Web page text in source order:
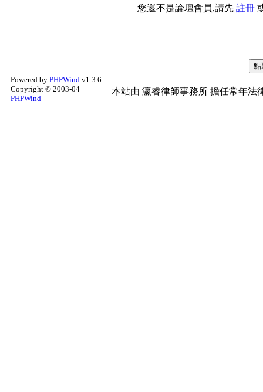
您還不是論壇會員,請先 註冊
Powered by PHPWind v1.3.6
Copyright © 2003-04
PHPWind
本站由 瀛睿律師事務所 擔任常年法